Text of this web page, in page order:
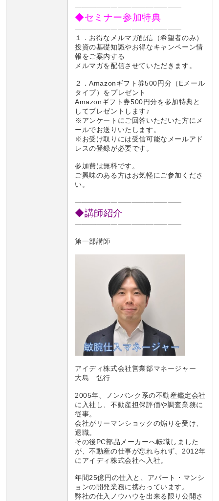
———————————————
◆セミナー参加特典
———————————————
１．お得なメルマガ配信（希望者のみ）
投資の基礎知識やお得なキャンペーン情
報をご案内する
メルマガを配信させていただきます。
２．Amazonギフト券500円分（Eメール
タイプ）をプレゼント
Amazonギフト券500円分を参加特典と
してプレゼントします♪
※アンケートにご回答いただいた方にメ
ールでお送りいたします。
※お受け取りには受信可能なメールアド
レスの登録が必要です。
参加費は無料です。
ご興味のある方はお気軽にご参加くださ
い。
———————————————
◆講師紹介
———————————————
第一部講師
アイディ株式会社営業部マネージャー
大島 弘行
2005年、ノンバンク系の不動産鑑定会社
に入社し、不動産担保評価や調査業務に
従事。
会社がリーマンショックの煽りを受け、
退職。
その後PC部品メーカーへ転職しました
が、不動産の仕事が忘れられず、2012年
にアイディ株式会社へ入社。
年間25億円の仕入と、アパート・マンシ
ョンの開発業務に携わっています。
弊社の仕入ノウハウを出来る限り公開さ